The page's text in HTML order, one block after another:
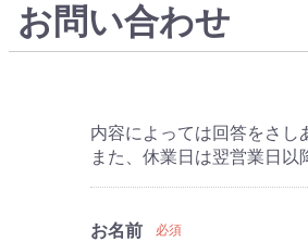
お問い合わせ
内容によっては回答をさし
また、休業日は翌営業日以
お名前 必須